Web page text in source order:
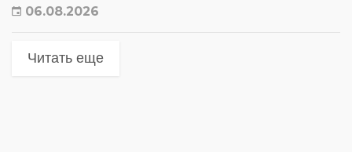
06.08.2026
Читать еще